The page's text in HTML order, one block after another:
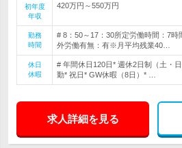
初年度
年収
420万円～550万円
勤務
時間
# 8：50～17：30所定労働時間：7時
外労働有無：有※月平均残業40…
休日
休暇
# 年間休日120日* 週休2日制（土
勤* 祝日* GW休暇（8日）* …
求人詳細を見る